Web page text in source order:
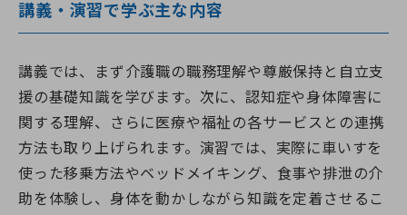
講義・演習で学ぶ主な内容
講義では、まず介護職の職務理解や尊厳保持と自立支
援の基礎知識を学びます。次に、認知症や身体障害に
関する理解、さらに医療や福祉の各サービスとの連携
方法も取り上げられます。演習では、実際に車いすを
使った移乗方法やベッドメイキング、食事や排泄の介
助を体験し、身体を動かしながら知識を定着させるこ